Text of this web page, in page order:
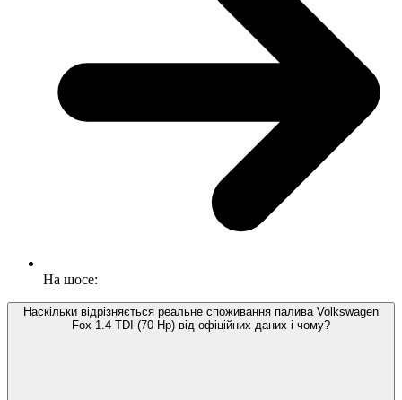
На шосе:
Наскільки відрізняється реальне споживання палива Volkswagen
Fox 1.4 TDI (70 Hp) від офіційних даних і чому?